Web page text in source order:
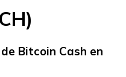
Bitcoin Cash en